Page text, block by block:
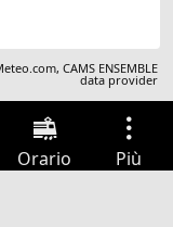
,CAMS ENSEMBLE
data provider
Orario Più